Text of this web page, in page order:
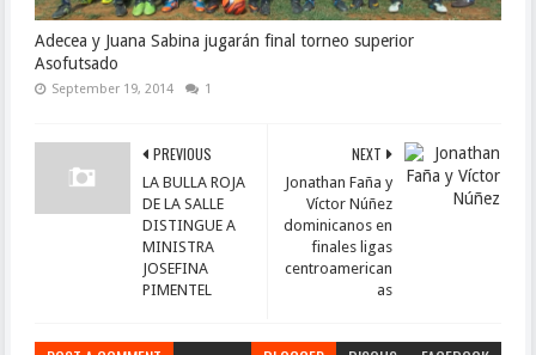
Adecea y Juana Sabina jugarán final torneo superior
Asofutsado
September 19, 2014 1
NEXT
Jonathan Faña y
Víctor Núñez
dominicanos en
finales ligas
centroamerican
as
PREVIOUS
LA BULLA ROJA
DE LA SALLE
DISTINGUE A
MINISTRA
JOSEFINA
PIMENTEL